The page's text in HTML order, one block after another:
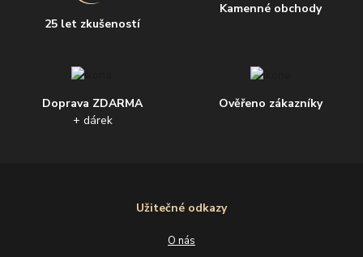
25 let zkušeností
Kamenné obchody
Doprava ZDARMA
+ dárek
Ověřeno zákazníky
Užitečné odkazy
O nás